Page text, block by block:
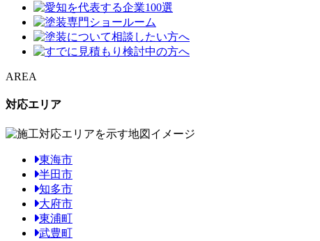
AREA
対応エリア
東海市
半田市
知多市
大府市
東浦町
武豊町